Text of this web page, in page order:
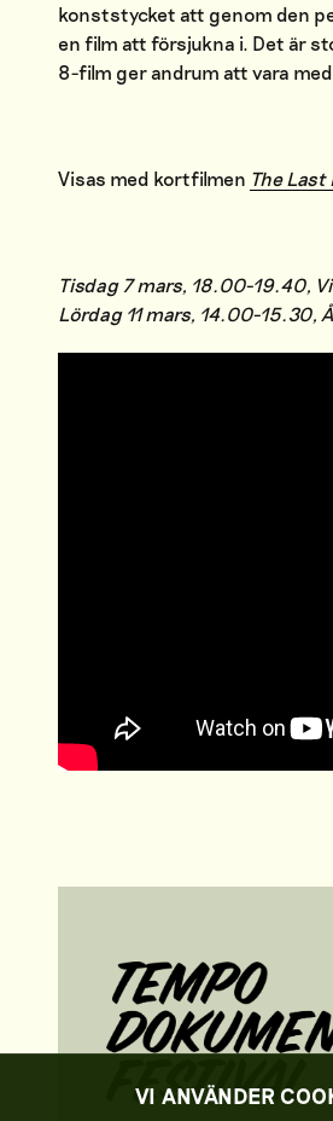
konststycket att genom den
en film att försjukna i. Det är
8-film ger andrum att vara
Visas med kortfilmen The Last
Tisdag 7 mars, 18.00-19.40,
Lördag 11 mars, 14.00-15.30,
VI ANVÄNDER